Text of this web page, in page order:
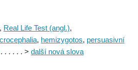
, Real Life Test (angl.),
, hemizygotos, persuasivní
. . . . . . > další nová slova